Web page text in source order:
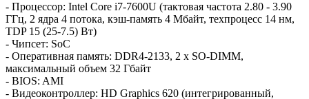
- Процессор: Intel Core i7-7600U (тактовая частота 2.80 - 3.90
ГГц, 2 ядра 4 потока, кэш-память 4 Мбайт, техпроцесс 14 нм,
TDP 15 (25-7.5) Вт)
- Чипсет: SoC
- Оперативная память: DDR4-2133, 2 x SO-DIMM,
максимальный объем 32 Гбайт
- BIOS: AMI
- Видеоконтроллер: HD Graphics 620 (интегрированный,